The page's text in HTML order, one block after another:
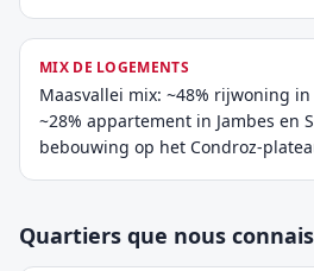
MIX DE LOGEMENTS
Maasvallei mix: ~48% rijwoning
~28% appartement in Jambes en
bebouwing op het Condroz-
Quartiers que nous